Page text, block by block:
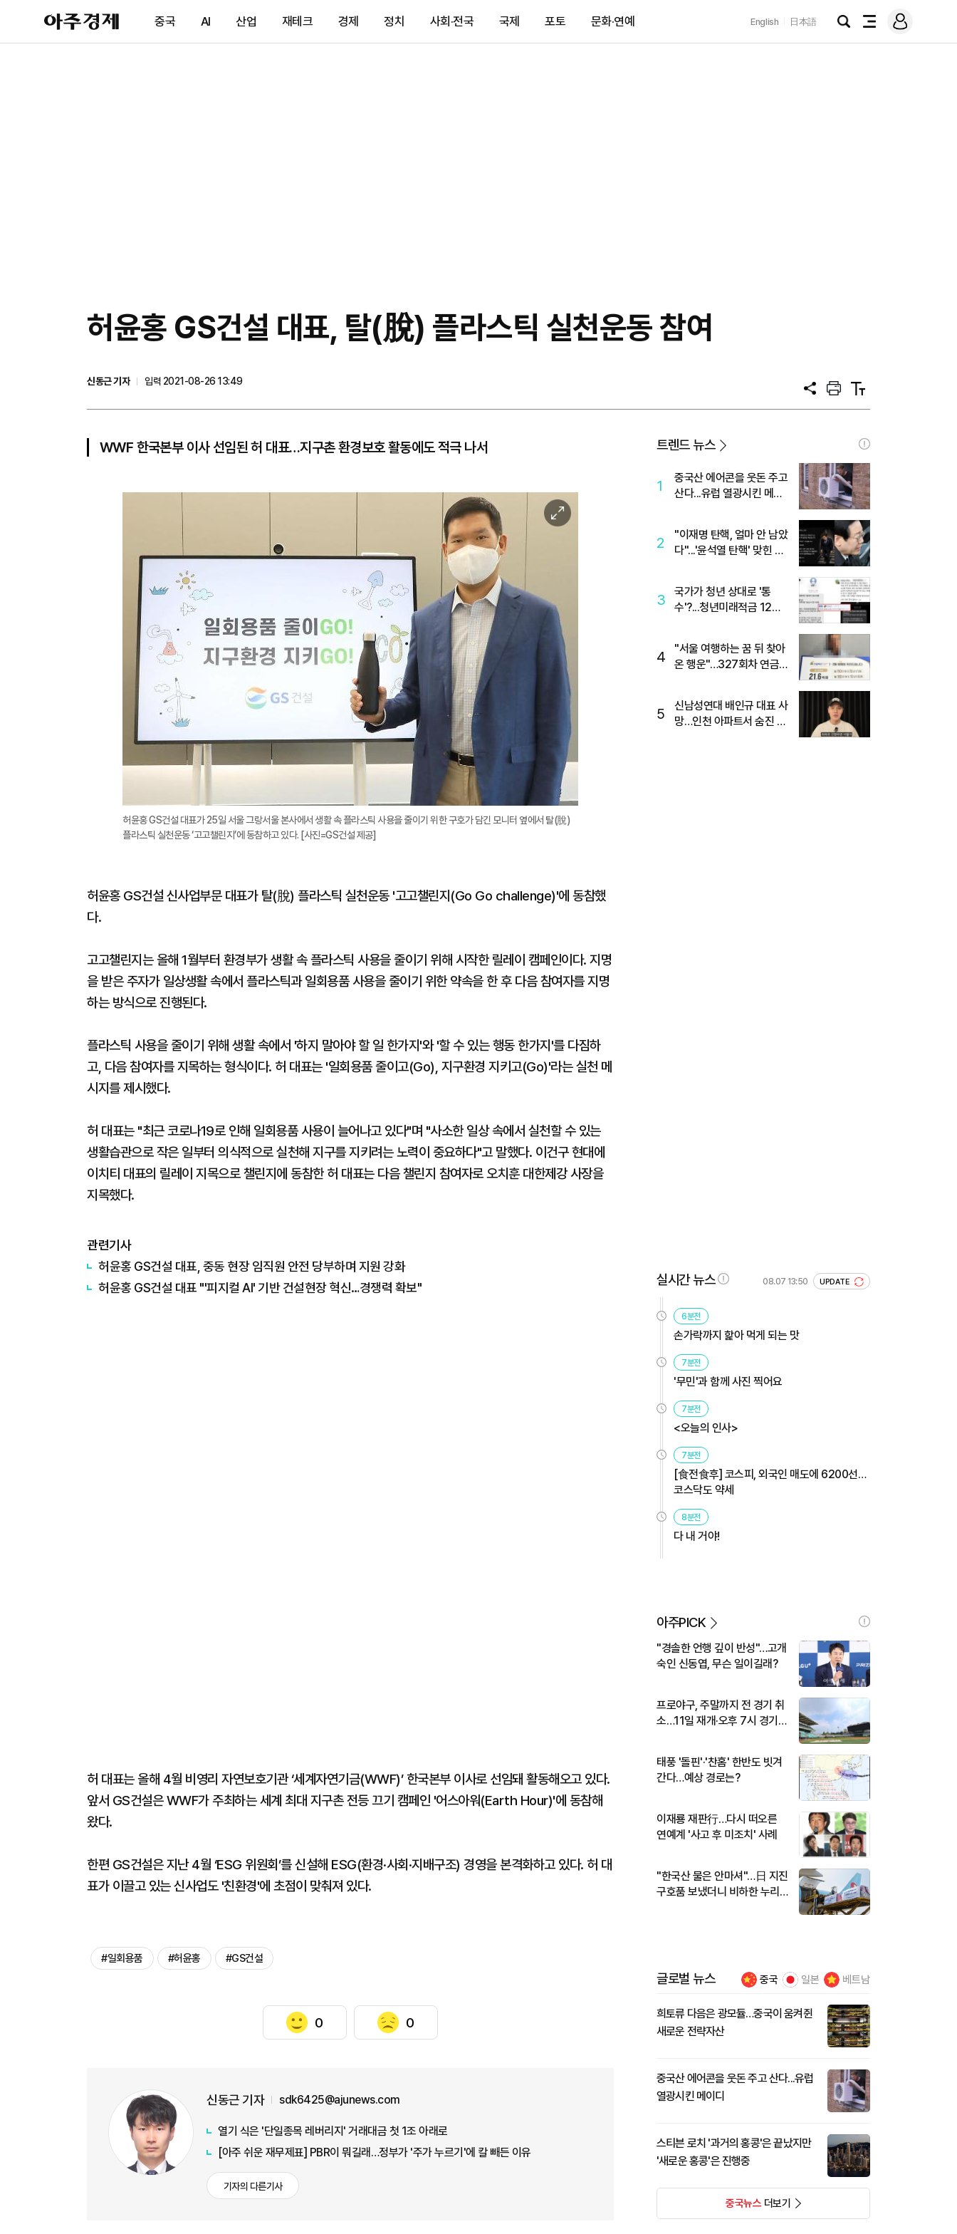
아
주
제
중국 AI 산업 재테크 경제 정치 사회·전국 국제 포토 문화·연예 English 日本語
검
전
메
그
​허윤홍 GS건설 대표, 탈(脫) 플라스틱 실천운동 참여
신동근 기자
입력 2021-08-26 13:49
공
프
트
텍
트
WWF 한국본부 이사 선임된 허 대표…지구촌 환경보호 활동에도 적극 나서
이
미
대
허윤홍 GS건설 대표가 25일 서울 그랑서울 본사에서 생활 속 플라스틱 사용을 줄이기 위한 구호가 담긴 모니터 옆에서 탈(脫)
플라스틱 실천운동 ‘고고챌린지’에 동참하고 있다. [사진=GS건설 제공]
허윤홍 GS건설 신사업부문 대표가 탈(脫) 플라스틱 실천운동 '고고챌린지(Go Go challenge)'에 동참했
다.
고고챌린지는 올해 1월부터 환경부가 생활 속 플라스틱 사용을 줄이기 위해 시작한 릴레이 캠페인이다. 지명
을 받은 주자가 일상생활 속에서 플라스틱과 일회용품 사용을 줄이기 위한 약속을 한 후 다음 참여자를 지명
하는 방식으로 진행된다.
플라스틱 사용을 줄이기 위해 생활 속에서 '하지 말아야 할 일 한가지'와 '할 수 있는 행동 한가지'를 다짐하
고, 다음 참여자를 지목하는 형식이다. 허 대표는 '일회용품 줄이고(Go), 지구환경 지키고(Go)'라는 실천 메
시지를 제시했다.
허 대표는 "최근 코로나19로 인해 일회용품 사용이 늘어나고 있다"며 "사소한 일상 속에서 실천할 수 있는
생활습관으로 작은 일부터 의식적으로 실천해 지구를 지키려는 노력이 중요하다"고 말했다. 이건구 현대에
이치티 대표의 릴레이 지목으로 챌린지에 동참한 허 대표는 다음 챌린지 참여자로 오치훈 대한제강 사장을
지목했다.
관련기사
허윤홍 GS건설 대표, 중동 현장 임직원 안전 당부하며 지원 강화
허윤홍 GS건설 대표 "'피지컬 AI' 기반 건설현장 혁신…경쟁력 확보"
허 대표는 올해 4월 비영리 자연보호기관 ‘세계자연기금(WWF)’ 한국본부 이사로 선임돼 활동해오고 있다.
앞서 GS건설은 WWF가 주최하는 세계 최대 지구촌 전등 끄기 캠페인 '어스아워(Earth Hour)'에 동참해
왔다.
한편 GS건설은 지난 4월 ‘ESG 위원회’를 신설해 ESG(환경·사회·지배구조) 경영을 본격화하고 있다. 허 대
표가 이끌고 있는 신사업도 '친환경'에 초점이 맞춰져 있다.
#일회용품 #허윤홍 #GS건설
0 0
신동근 기자 sdk6425@ajunews.com
열기 식은 '단일종목 레버리지' 거래대금 첫 1조 아래로
[아주 쉬운 재무제표] PBR이 뭐길래…정부가 '주가 누르기'에 칼 빼든 이유
기자의 다른기사
트렌드 뉴스
1
중국산 에어콘을 웃돈 주고
산다...유럽 열광시킨 메이
2
"이재명 탄핵, 얼마 안 남았
다"...'윤석열 탄핵' 맞힌 무
3
국가가 청년 상대로 '통
수'?...청년미래적금 12%
4
"서울 여행하는 꿈 뒤 찾아
온 행운"…327회차 연금
5
신남성연대 배인규 대표 사
망…인천 아파트서 숨진 채
실시간 뉴스 08.07 13:50 UPDATE
6분전
손가락까지 핥아 먹게 되는 맛
7분전
'무민'과 함께 사진 찍어요
7분전
<오늘의 인사>
7분전
[食전食후] 코스피, 외국인 매도에 6200선…
코스닥도 약세
8분전
다 내 거야!
아주PICK
"경솔한 언행 깊이 반성"…고개
숙인 신동엽, 무슨 일이길래?
프로야구, 주말까지 전 경기 취
소…11일 재개·오후 7시 경기
태풍 '돌핀'·'찬홈' 한반도 빗겨
간다…예상 경로는?
이재룡 재판行…다시 떠오른
연예계 '사고 후 미조치' 사례
"한국산 물은 안마셔"…日 지진
구호품 보냈더니 비하한 누리
글로벌 뉴스 중국 일본 베트남
희토류 다음은 광모듈…중국이 움켜쥔
새로운 전략자산
중국산 에어콘을 웃돈 주고 산다...유럽
열광시킨 메이디
스티븐 로치 '과거의 홍콩'은 끝났지만
'새로운 홍콩'은 진행중
중국뉴스더보기